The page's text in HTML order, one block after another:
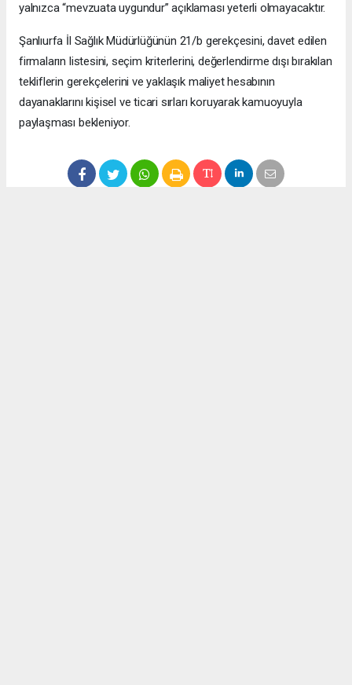
yalnızca “mevzuata uygundur” açıklaması yeterli olmayacaktır.
Şanlıurfa İl Sağlık Müdürlüğünün 21/b gerekçesini, davet edilen
firmaların listesini, seçim kriterlerini, değerlendirme dışı bırakılan
tekliflerin gerekçelerini ve yaklaşık maliyet hesabının
dayanaklarını kişisel ve ticari sırları koruyarak kamuoyuyla
paylaşması bekleniyor.